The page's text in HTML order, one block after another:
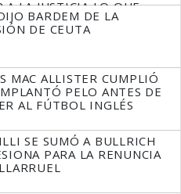
A LA JUSTICIA LO QUE
QUE HACER"
BARDEM DE LA
DE CEUTA
MAC ALLISTER CUMPLIÓ
PELO ANTES DE
AL FÚTBOL INGLÉS
SE SUMÓ A BULLRICH
PARA LA RENUNCIA